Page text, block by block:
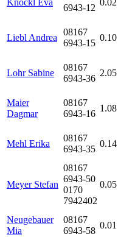
Knöckl Eva
6943-12
0.02
Liebl Andrea
08167
6943-15
0.10
Lohr Sabine
08167
6943-36
2.05
Maier
Dagmar
08167
6943-16
1.08
Mehl Erika
08167
6943-35
0.14
Meyer Stefan
08167
6943-50
0170
7942402
0.05
Neugebauer
Mia
08167
6943-58
0.01